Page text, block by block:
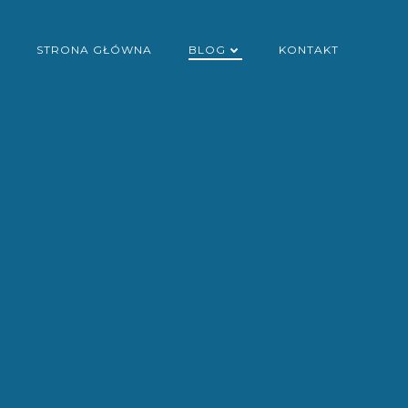
STRONA GŁÓWNA BLOG KONTAKT